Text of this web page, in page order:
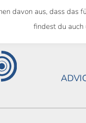
NATIONWIDE
davon aus, dass das
findest du auch